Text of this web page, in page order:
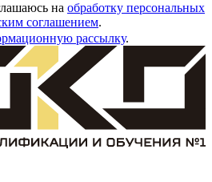
на обработку персональных
соглашением.
рассылку.